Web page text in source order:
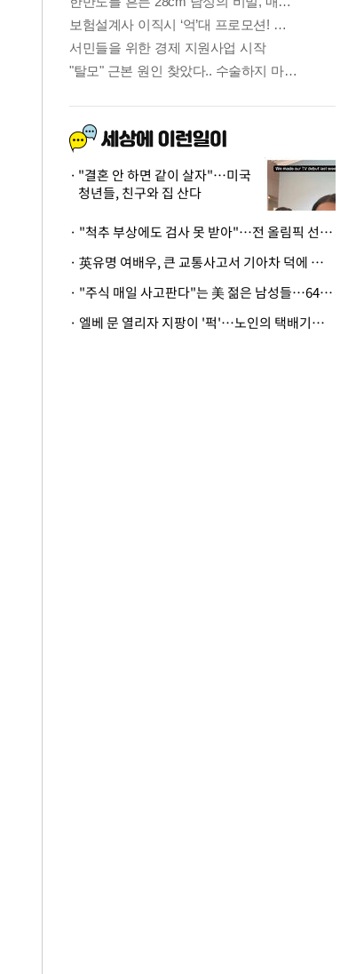
"결혼 안 하면 같이 살자"…미국
청년들, 친구와 집 산다
· "척추 부상에도 검사 못 받아"…전 올림픽 선수, 美봅슬레이협회 상대 소송
· 英유명 여배우, 큰 교통사고서 기아차 덕에 살았다
· "주식 매일 사고판다"는 美 젊은 남성들…64%가 "나는 인생의 패배자“
· 엘베 문 열리자 지팡이 '퍽'…노인의 택배기사 폭행 이유